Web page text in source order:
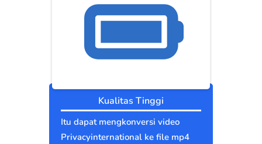
Kualitas Tinggi
Itu dapat mengkonversi video
Privacyinternational ke file mp4